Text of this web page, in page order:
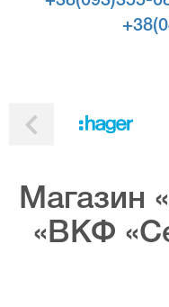
Магазин
«ВКФ